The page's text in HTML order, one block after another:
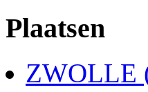
Plaatsen
ZWOLLE